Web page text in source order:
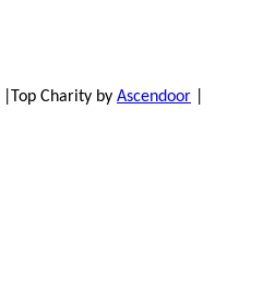
|Top Charity by Ascendoor